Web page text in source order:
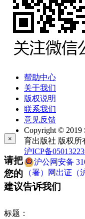
帮助中心
关于我们
版权说明
联系我们
意见反馈
Copyright © 2019
育出版社 版权所
沪ICP备
沪公网安备
（署）网出证（
×
请把
您的
建议告诉我们
标题：